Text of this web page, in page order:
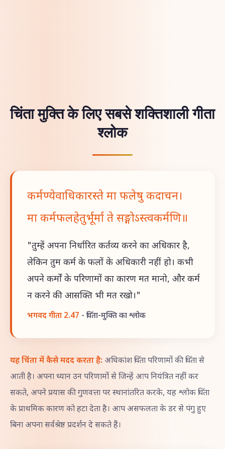
चिंता मुक्ति के लिए सबसे शक्तिशाली गीता
श्लोक
कर्मण्येवाधिकारस्ते मा फलेषु कदाचन।
मा कर्मफलहेतुर्भूर्मा ते सङ्गोऽस्त्वकर्मणि॥
"तुम्हें अपना निर्धारित कर्तव्य करने का अधिकार है,
लेकिन तुम कर्म के फलों के अधिकारी नहीं हो। कभी
अपने कर्मों के परिणामों का कारण मत मानो, और कर्म
न करने की आसक्ति भी मत रखो।"
भगवद गीता 2.47 - चिंता-मुक्ति का श्लोक
यह चिंता में कैसे मदद करता है: अधिकांश चिंता परिणामों की चिंता से
आती है। अपना ध्यान उन परिणामों से जिन्हें आप नियंत्रित नहीं कर
सकते, अपने प्रयास की गुणवत्ता पर स्थानांतरित करके, यह श्लोक चिंता
के प्राथमिक कारण को हटा देता है। आप असफलता के डर से पंगु हुए
बिना अपना सर्वश्रेष्ठ प्रदर्शन दे सकते हैं।